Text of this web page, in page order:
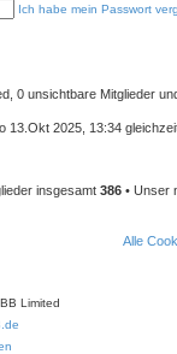
Ich habe mein Passwort
0 unsichtbare Mitglieder
13.Okt 2025, 13:34
insgesamt 386 • Unser
Alle
Limited